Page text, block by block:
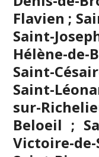
Flavien ;
Saint-
Hélène-de-
Saint-
Saint-
sur-
Beloeil ;
Victoire-